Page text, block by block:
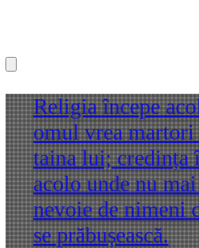
Religia începe
omul vrea martori
taina lui; credința
acolo unde nu
nevoie de nimeni
se prăbușească.